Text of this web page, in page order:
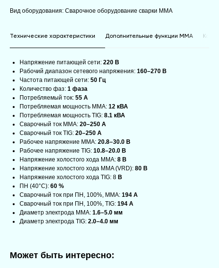
Вид оборудования: Сварочное оборудование сварки MMA
Технические характеристики Дополнительные функции MMA
Напряжение питающей сети: 220 В
Рабочий диапазон сетевого напряжения: 160–270 В
Частота питающей сети: 50 Гц
Количество фаз: 1 фаза
Потребляемый ток: 55 А
Потребляемая мощность ММА: 12 кВА
Потребляемая мощность TIG: 8.1 кВА
Сварочный ток MMA: 20–250 А
Сварочный ток TIG: 20–250 А
Рабочее напряжение MMA: 20.8–30.0 В
Рабочее напряжение TIG: 10.8–20.0 В
Напряжение холостого хода MMA: 8 В
Напряжение холостого хода MMA (VRD): 80 В
Напряжение холостого хода TIG: 8 В
ПН (40°C): 60 %
Сварочный ток при ПН, 100%, MMA: 194 А
Сварочный ток при ПН, 100%, TIG: 194 А
Диаметр электрода MMA: 1.6–5.0 мм
Диаметр электрода TIG: 2.0–4.0 мм
Может быть интересно: